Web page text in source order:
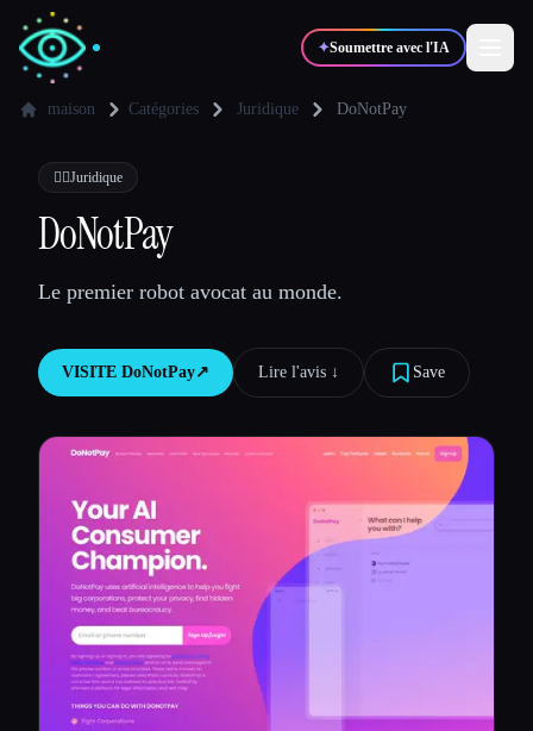
✦Soumettre avec l'IA
✍️Auteurs
💻 Développeurs
Comparer les outils
Toutes les catégories
À propos
maison Catégories Juridique DoNotPay
👩‍⚖️Juridique
DoNotPay
Le premier robot avocat au monde.
VISITE DoNotPay↗︎ Lire l'avis ↓︎ Save